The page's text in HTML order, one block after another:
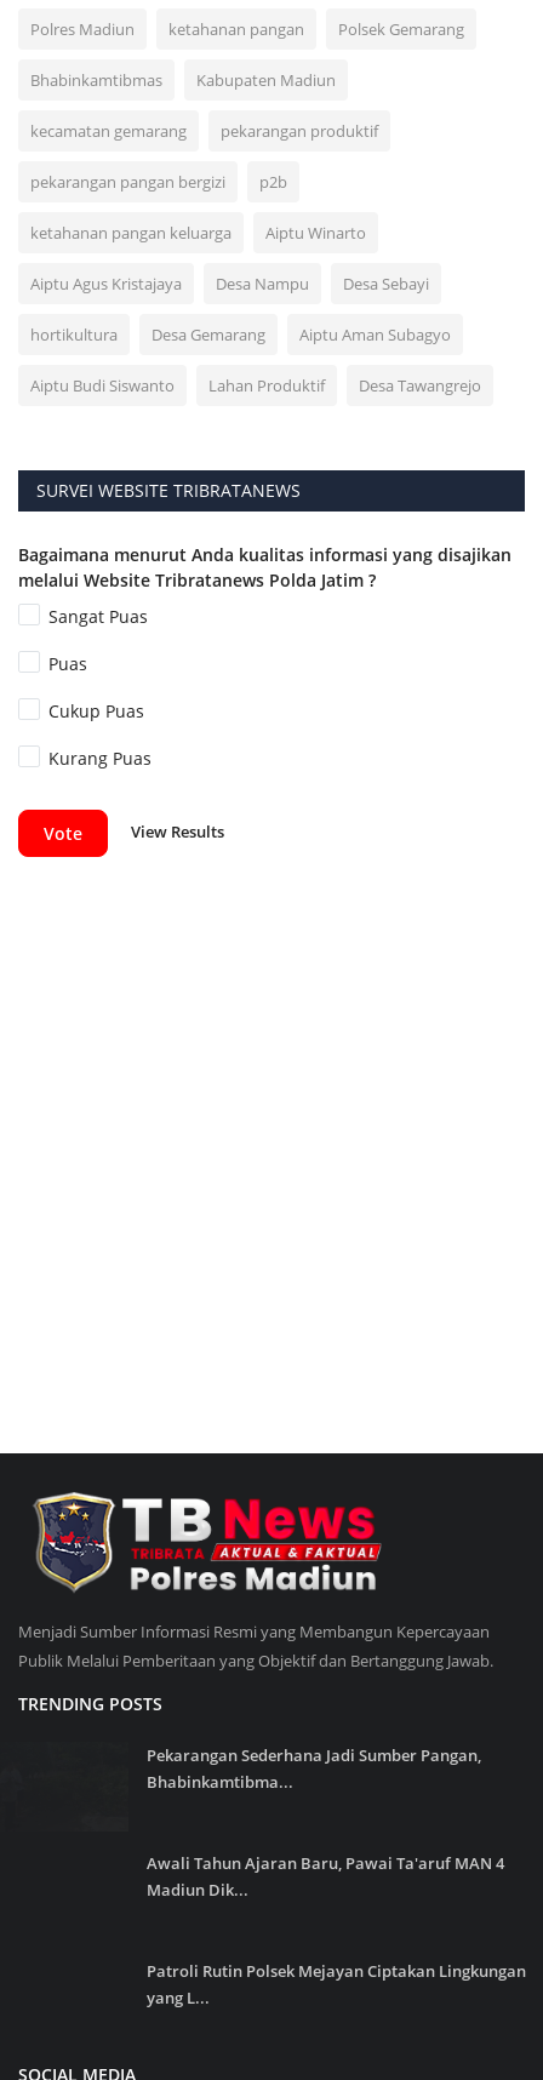
Polres Madiun ketahanan pangan Polsek Gemarang
Bhabinkamtibmas Kabupaten Madiun
kecamatan gemarang pekarangan produktif
pekarangan pangan bergizi p2b
ketahanan pangan keluarga Aiptu Winarto
Aiptu Agus Kristajaya Desa Nampu Desa Sebayi
hortikultura Desa Gemarang Aiptu Aman Subagyo
Aiptu Budi Siswanto Lahan Produktif Desa Tawangrejo
SURVEI WEBSITE TRIBRATANEWS
Bagaimana menurut Anda kualitas informasi yang disajikan
melalui Website Tribratanews Polda Jatim ?
Sangat Puas
Puas
Cukup Puas
Kurang Puas
Vote View Results
Menjadi Sumber Informasi Resmi yang Membangun Kepercayaan
Publik Melalui Pemberitaan yang Objektif dan Bertanggung Jawab.
TRENDING POSTS
Pekarangan Sederhana Jadi Sumber Pangan,
Bhabinkamtibma...
Awali Tahun Ajaran Baru, Pawai Ta'aruf MAN 4
Madiun Dik...
Patroli Rutin Polsek Mejayan Ciptakan Lingkungan
yang L...
SOCIAL MEDIA